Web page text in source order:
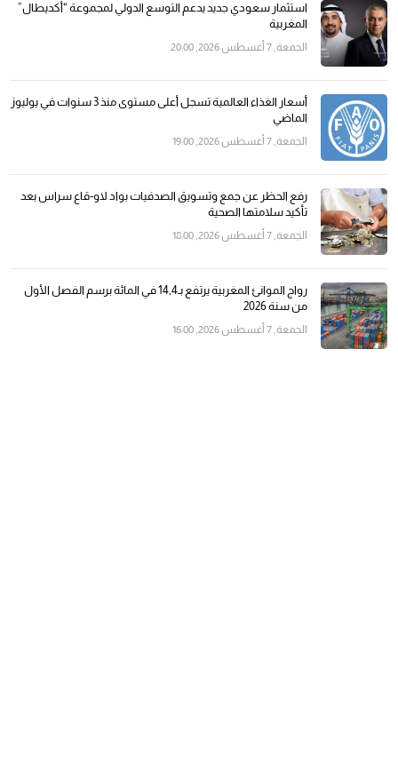
استثمار سعودي جديد يدعم التوسع الدولي لمجموعة “أكديطال”
المغربية
الجمعة, 7 أغسطس 2026, 20:00
أسعار الغذاء العالمية تسجل أعلى مستوى منذ 3 سنوات في يوليوز
الماضي
الجمعة, 7 أغسطس 2026, 19:00
رفع الحظر عن جمع وتسويق الصدفيات بواد لاو-قاع سراس بعد
تأكيد سلامتها الصحية
الجمعة, 7 أغسطس 2026, 18:00
رواج الموانئ المغربية يرتفع بـ14,4 في المائة برسم الفصل الأول
من سنة 2026
الجمعة, 7 أغسطس 2026, 16:00